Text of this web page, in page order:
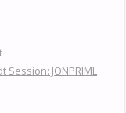
Session: JONPRIML